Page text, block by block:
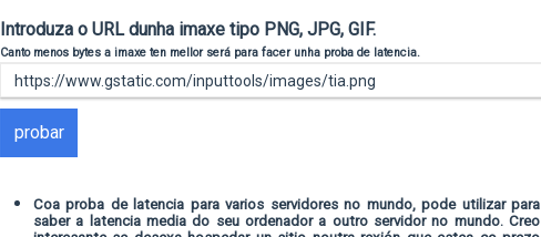
Introduza o URL dunha imaxe tipo PNG, JPG, GIF.
Canto menos bytes a imaxe ten mellor será para facer unha proba de latencia.
probar
Coa proba de latencia para varios servidores no mundo, pode utilizar para
saber a latencia media do seu ordenador a outro servidor no mundo. Creo